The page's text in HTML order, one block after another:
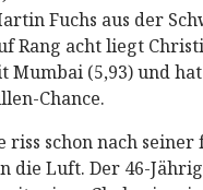
Fuchs aus der
Rang acht liegt
Mumbai (5,93) und
Chance.
schon nach seiner
die Luft. Der 46-